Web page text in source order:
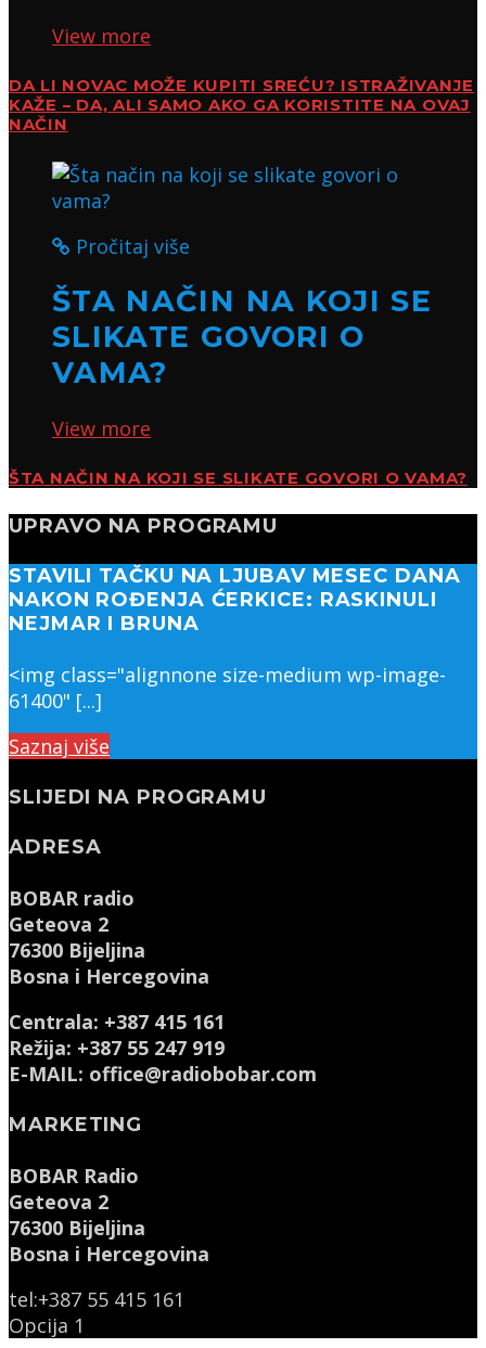
View more
DA LI NOVAC MOŽE KUPITI SREĆU? ISTRAŽIVANJE
KAŽE – DA, ALI SAMO AKO GA KORISTITE NA OVAJ
NAČIN
Pročitaj više
ŠTA NAČIN NA KOJI SE
SLIKATE GOVORI O
VAMA?
View more
ŠTA NAČIN NA KOJI SE SLIKATE GOVORI O VAMA?
UPRAVO NA PROGRAMU
STAVILI TAČKU NA LJUBAV MESEC DANA
NAKON ROĐENJA ĆERKICE: RASKINULI
NEJMAR I BRUNA
<img class="alignnone size-medium wp-image-
61400" [...]
Saznaj više
SLIJEDI NA PROGRAMU
ADRESA
BOBAR radio
Geteova 2
76300 Bijeljina
Bosna i Hercegovina
Centrala: +387 415 161
Režija: +387 55 247 919
E-MAIL: office@radiobobar.com
MARKETING
BOBAR Radio
Geteova 2
76300 Bijeljina
Bosna i Hercegovina
tel:+387 55 415 161
Opcija 1